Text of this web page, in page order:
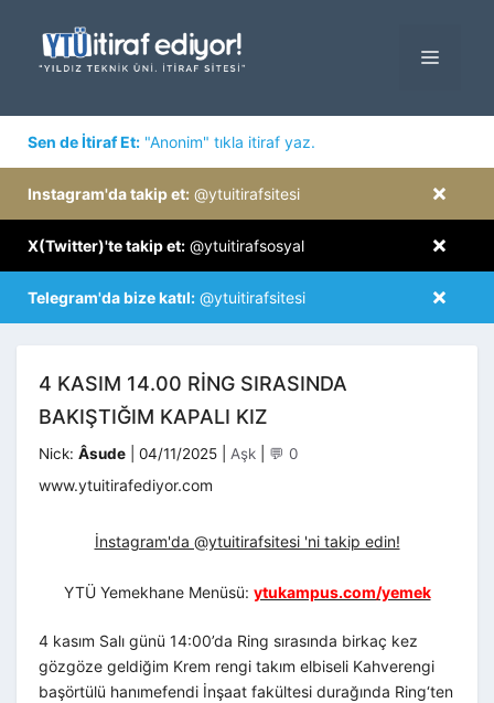
MENÜ
Sen de İtiraf Et: "Anonim" tıkla itiraf yaz.
×
Instagram'da takip et: @ytuitirafsitesi
×
X(Twitter)'te takip et: @ytuitirafsosyal
×
Telegram'da bize katıl: @ytuitirafsitesi
4 KASIM 14.00 RING SIRASINDA
BAKIŞTIĞIM KAPALI KIZ
Nick: Âsude 04/11/2025 Kategoriler
Aşk 💬 0
www.ytuitirafediyor.com
İnstagram'da @ytuitirafsitesi 'ni takip edin!
YTÜ Yemekhane Menüsü: ytukampus.com/yemek
4 kasım Salı günü 14:00’da Ring sırasında birkaç kez
gözgöze geldiğim Krem rengi takım elbiseli Kahverengi
başörtülü hanımefendi İnşaat fakültesi durağında Ring‘ten